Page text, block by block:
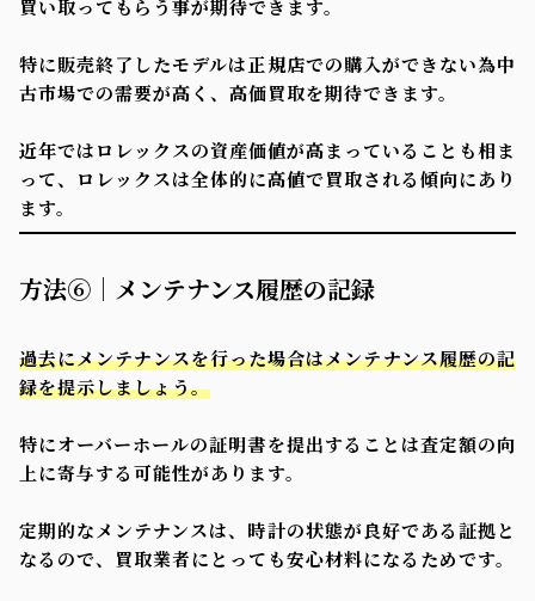
買い取ってもらう事が期待できます。
特に販売終了したモデルは正規店での購入ができない為中
古市場での需要が高く、高価買取を期待できます。
近年ではロレックスの資産価値が高まっていることも相ま
って、ロレックスは全体的に高値で買取される傾向にあり
ます。
方法⑥｜メンテナンス履歴の記録
過去にメンテナンスを行った場合はメンテナンス履歴の記
録を提示しましょう。
特にオーバーホールの証明書を提出することは査定額の向
上に寄与する可能性があります。
定期的なメンテナンスは、時計の状態が良好である証拠と
なるので、買取業者にとっても安心材料になるためです。